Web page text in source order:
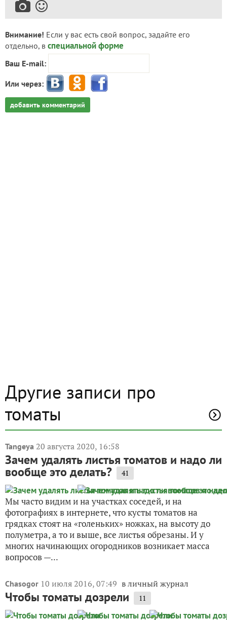
Внимание! Если у вас есть свой вопрос, задайте его
отдельно, в специальной форме
Ваш E-mail:
Или через:
добавить комментарий
Другие записи про
томаты
Tangeya 20 августа 2020, 16:58
Зачем удалять листья томатов и надо ли
вообще это делать? 41
Мы часто видим и на участках соседей, и на
фотографиях в интернете, что кусты томатов на
грядках стоят на «голеньких» ножках, на высоту до
полуметра, а то и выше, все листья обрезаны. И у
многих начинающих огородников возникает масса
вопросов —...
Chasogor 10 июля 2016, 07:49 в личный журнал
Чтобы томаты дозрели 11